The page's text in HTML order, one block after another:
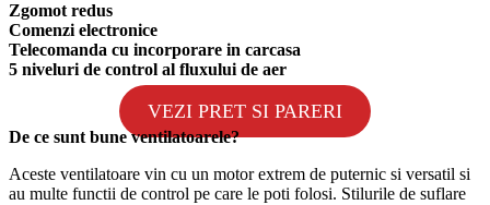
Zgomot redus
Comenzi electronice
Telecomanda cu incorporare in carcasa
5 niveluri de control al fluxului de aer
VEZI PRET SI PARERI
De ce sunt bune ventilatoarele?
Aceste ventilatoare vin cu un motor extrem de puternic si versatil si
au multe functii de control pe care le poti folosi. Stilurile de suflare